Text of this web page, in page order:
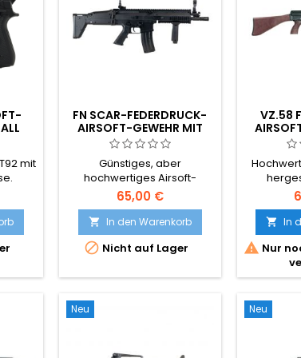
Metallspannelementen.
Inklusive...
mit
FN SCAR-FEDERDRUCK-
AIRSOFT-GEWEHR MIT
TAKTISCHEM GRIFF
Günstiges, aber
hochwertiges Airsoft-
Federdruckgewehr FN
SCAR, offiziell lizenziert.
65,00 €
 In den Warenkorb
 Nicht auf Lager
VZ.58
 In
 Nur
Neu Neu